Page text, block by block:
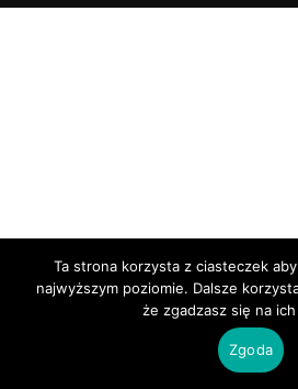
Ta strona korzysta z ciasteczek
najwyższym poziomie. Dalsze
że zgadzasz się na
Zgoda